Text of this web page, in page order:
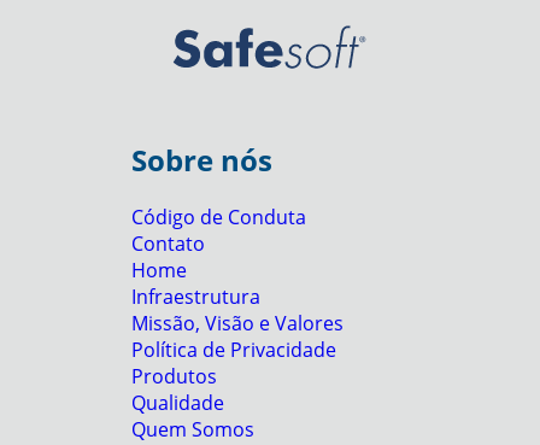
Sobre nós
Código de Conduta
Contato
Home
Infraestrutura
Missão, Visão e Valores
Política de Privacidade
Produtos
Qualidade
Quem Somos